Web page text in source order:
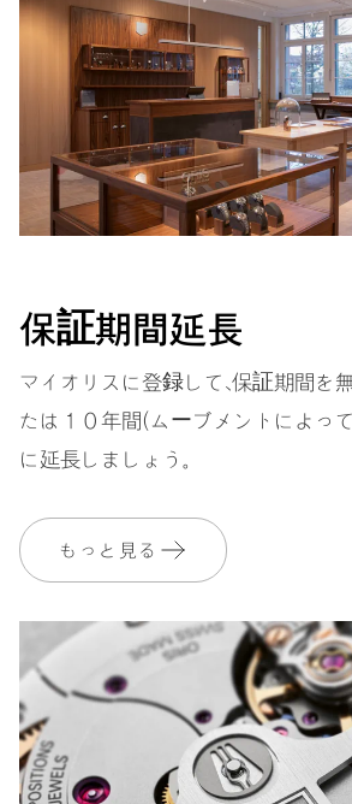
保証 2 年
MyOrisにご加入いただくと、保証期間を次の
ます。 3 年
MYORIS
保証期間延長
マイオリスに登録して、保証期間を無
たは１０年間（ムーブメントによっ
に延長しましょう。
もっと見る